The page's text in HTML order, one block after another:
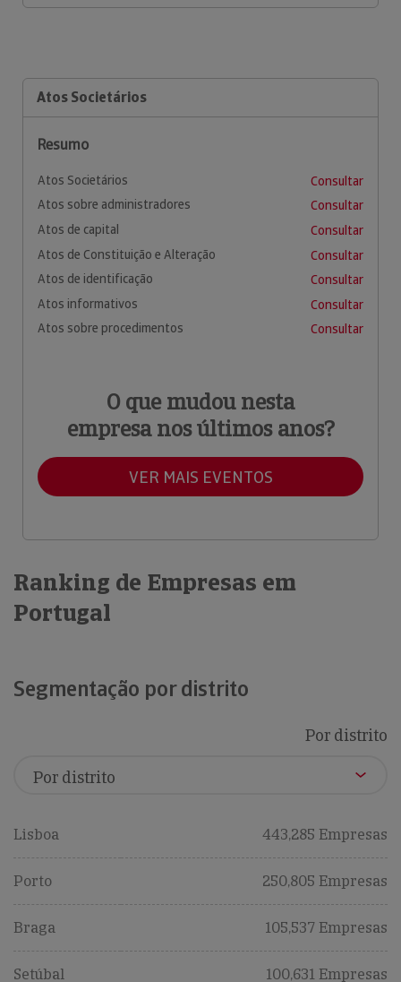
Atos Societários
Resumo
Atos Societários
Consultar
Atos sobre administradores
Consultar
Atos de capital
Consultar
Atos de Constituição e Alteração
Consultar
Atos de identificação
Consultar
Atos informativos
Consultar
Atos sobre procedimentos
Consultar
O que mudou nesta
empresa nos últimos anos?
VER MAIS EVENTOS
Ranking de Empresas em
Portugal
Segmentação por distrito
Por distrito
Lisboa 443,285 Empresas
Porto 250,805 Empresas
Braga 105,537 Empresas
Setúbal 100,631 Empresas